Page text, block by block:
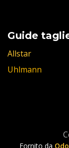
Guide
Allstar
Uhlmann
Fornito da